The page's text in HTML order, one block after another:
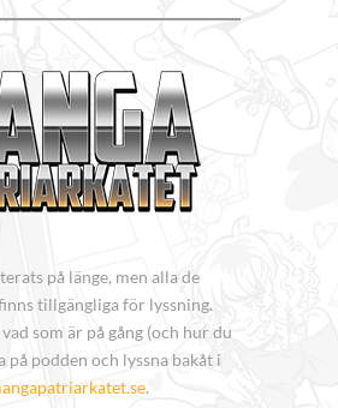
på länge, men alla de
tillgängliga för lyssning.
som är på gång (och hur du
på podden och lyssna bakåt i
.